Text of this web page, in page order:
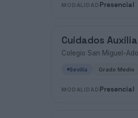
MODALIDAD Presencial
Cuidados
Colegio San Miguel-
Sevilla Grado Medio
MODALIDAD Presencial